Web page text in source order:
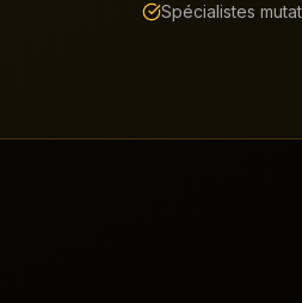
Spécialistes